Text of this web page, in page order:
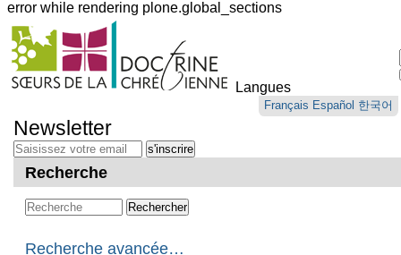
error while rendering plone.global_sections
Outils
personnels
Langues
Français Español 한국어
au
contenu.
Aller
navigation
Newsletter
Recherche
Recherche avancée…